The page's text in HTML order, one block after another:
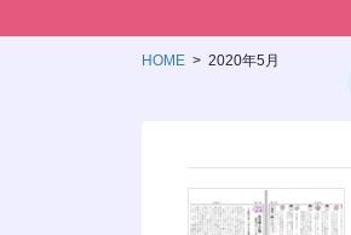
HOME 2020年5月